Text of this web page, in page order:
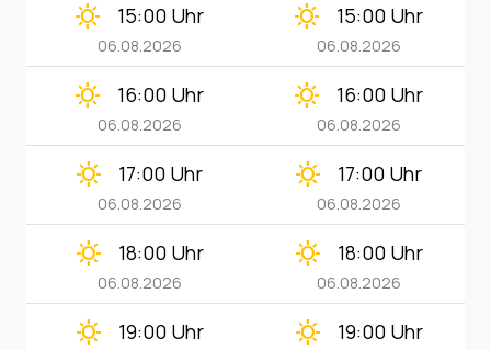
clear_day 15:00 Uhr
06.08.2026
clear_day 15:00 Uhr
06.08.2026
clear_day 16:00 Uhr
06.08.2026
clear_day 16:00 Uhr
06.08.2026
clear_day 17:00 Uhr
06.08.2026
clear_day 17:00 Uhr
06.08.2026
clear_day 18:00 Uhr
06.08.2026
clear_day 18:00 Uhr
06.08.2026
clear_day 19:00 Uhr clear_day 19:00 Uhr